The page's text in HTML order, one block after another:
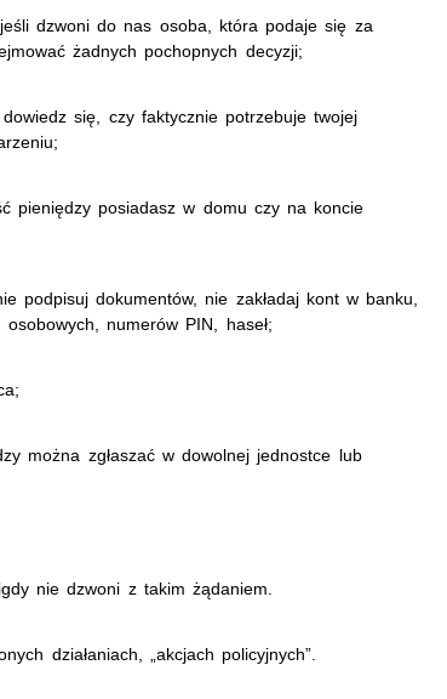
dzwoni do nas osoba, która podaje się za
żadnych pochopnych decyzji;
się, czy faktycznie potrzebuje twojej
pieniędzy posiadasz w domu czy na koncie
podpisuj dokumentów, nie zakładaj kont w banku,
numerów PIN, haseł;
można zgłaszać w dowolnej jednostce lub
nie dzwoni z takim żądaniem.
działaniach, „akcjach policyjnych”.